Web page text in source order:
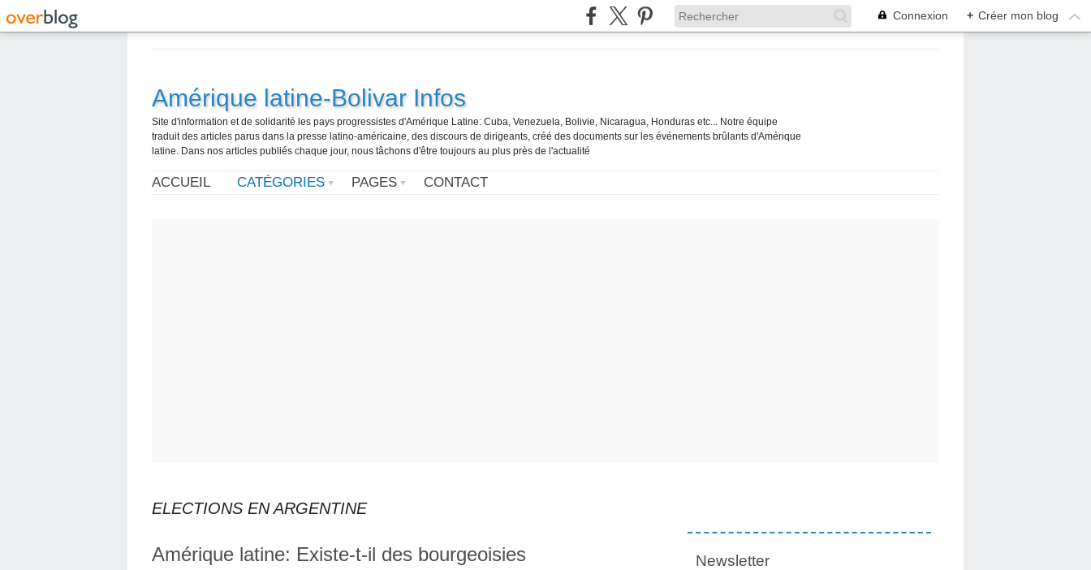
Connexion + Créer mon blog
Amérique latine-Bolivar Infos
Site d'information et de solidarité les pays progressistes d'Amérique Latine: Cuba, Venezuela, Bolivie, Nicaragua, Honduras etc... Notre équipe
traduit des articles parus dans la presse latino-américaine, des discours de dirigeants, créé des documents sur les événements brûlants d'Amérique
latine. Dans nos articles publiés chaque jour, nous tâchons d'être toujours au plus près de l'actualité
ACCUEIL CATÉGORIES PAGES CONTACT
ELECTIONS EN ARGENTINE
Amérique latine: Existe-t-il des bourgeoisies
Newsletter